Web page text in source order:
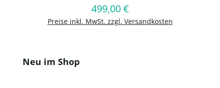
Regulärer Preis:
499,00 €
Preise inkl. MwSt. zzgl. Versandkosten
In den Warenkorb
Produktgalerie überspringen
Neu im Shop